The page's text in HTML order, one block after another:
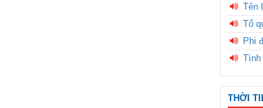
Tên
Tổ
Phi
Tình
THỜI